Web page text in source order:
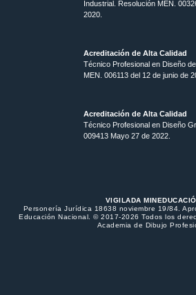
Industrial. Resolución MEN.
2020.
Acreditación de Alta Calidad
Técnico Profesional en Diseño
MEN. 006113 del 12 de junio de
Acreditación de Alta Calidad
Técnico Profesional en Diseño
009413 Mayo 27 de 2022.
VIGILADA
Personería Jurídica 18638 noviembre 19/84.
Educación Nacional. © 2017-2026 Todos los
Academia de Dibujo